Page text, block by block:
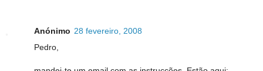
Anónimo 28 fevereiro, 2008
Pedro,